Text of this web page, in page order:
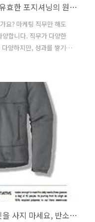
마케팅 책 추천 - 수십 년이 지나도 유효한 포지셔닝의 원조가 알려주는 마케팅 원칙
요? 마케팅 직무만 해도
합니다. 직무가 다양한
양하지만, 성과를 쌓기는
팅에 노출되어 왔기에 피
루의 말씀을 들어보는 게
면 한 번쯤 접해보았을
로 유명한 마케팅 컨설턴
가 집필했습니다. 특히
마케팅 교..
매거진 B 파타고니아 후기 - 이 재킷을 사지 마세요, 반소비를 외치는 브랜드의 역설